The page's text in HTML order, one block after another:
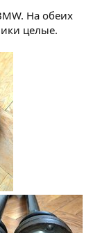
На обеих
целые.